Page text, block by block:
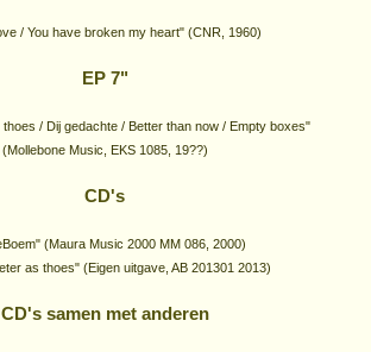
/ You have broken my heart" (CNR, 1960)
EP 7"
/ Dij gedachte / Better than now / Empty boxes"
(Mollebone Music, EKS 1085, 19??)
CD's
(Maura Music 2000 MM 086, 2000)
as thoes" (Eigen uitgave, AB 201301 2013)
CD's samen met anderen